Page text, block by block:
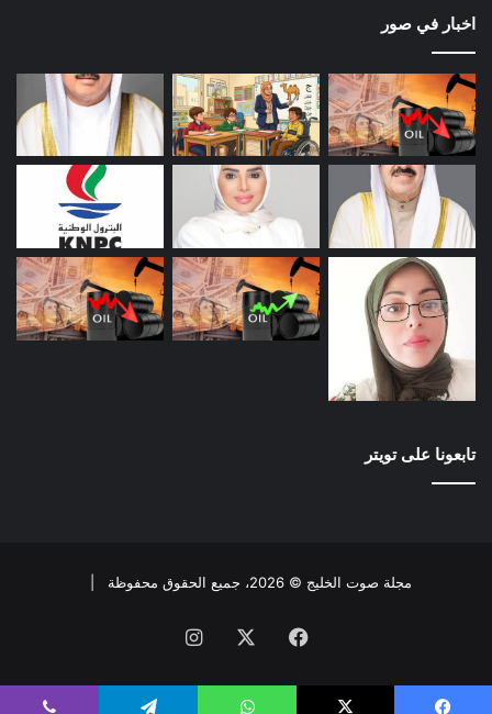
اخبار في صور
تابعونا على تويتر
مجلة صوت الخليج © 2026، جميع الحقوق محفوظة |
فيسبوك انستقرام